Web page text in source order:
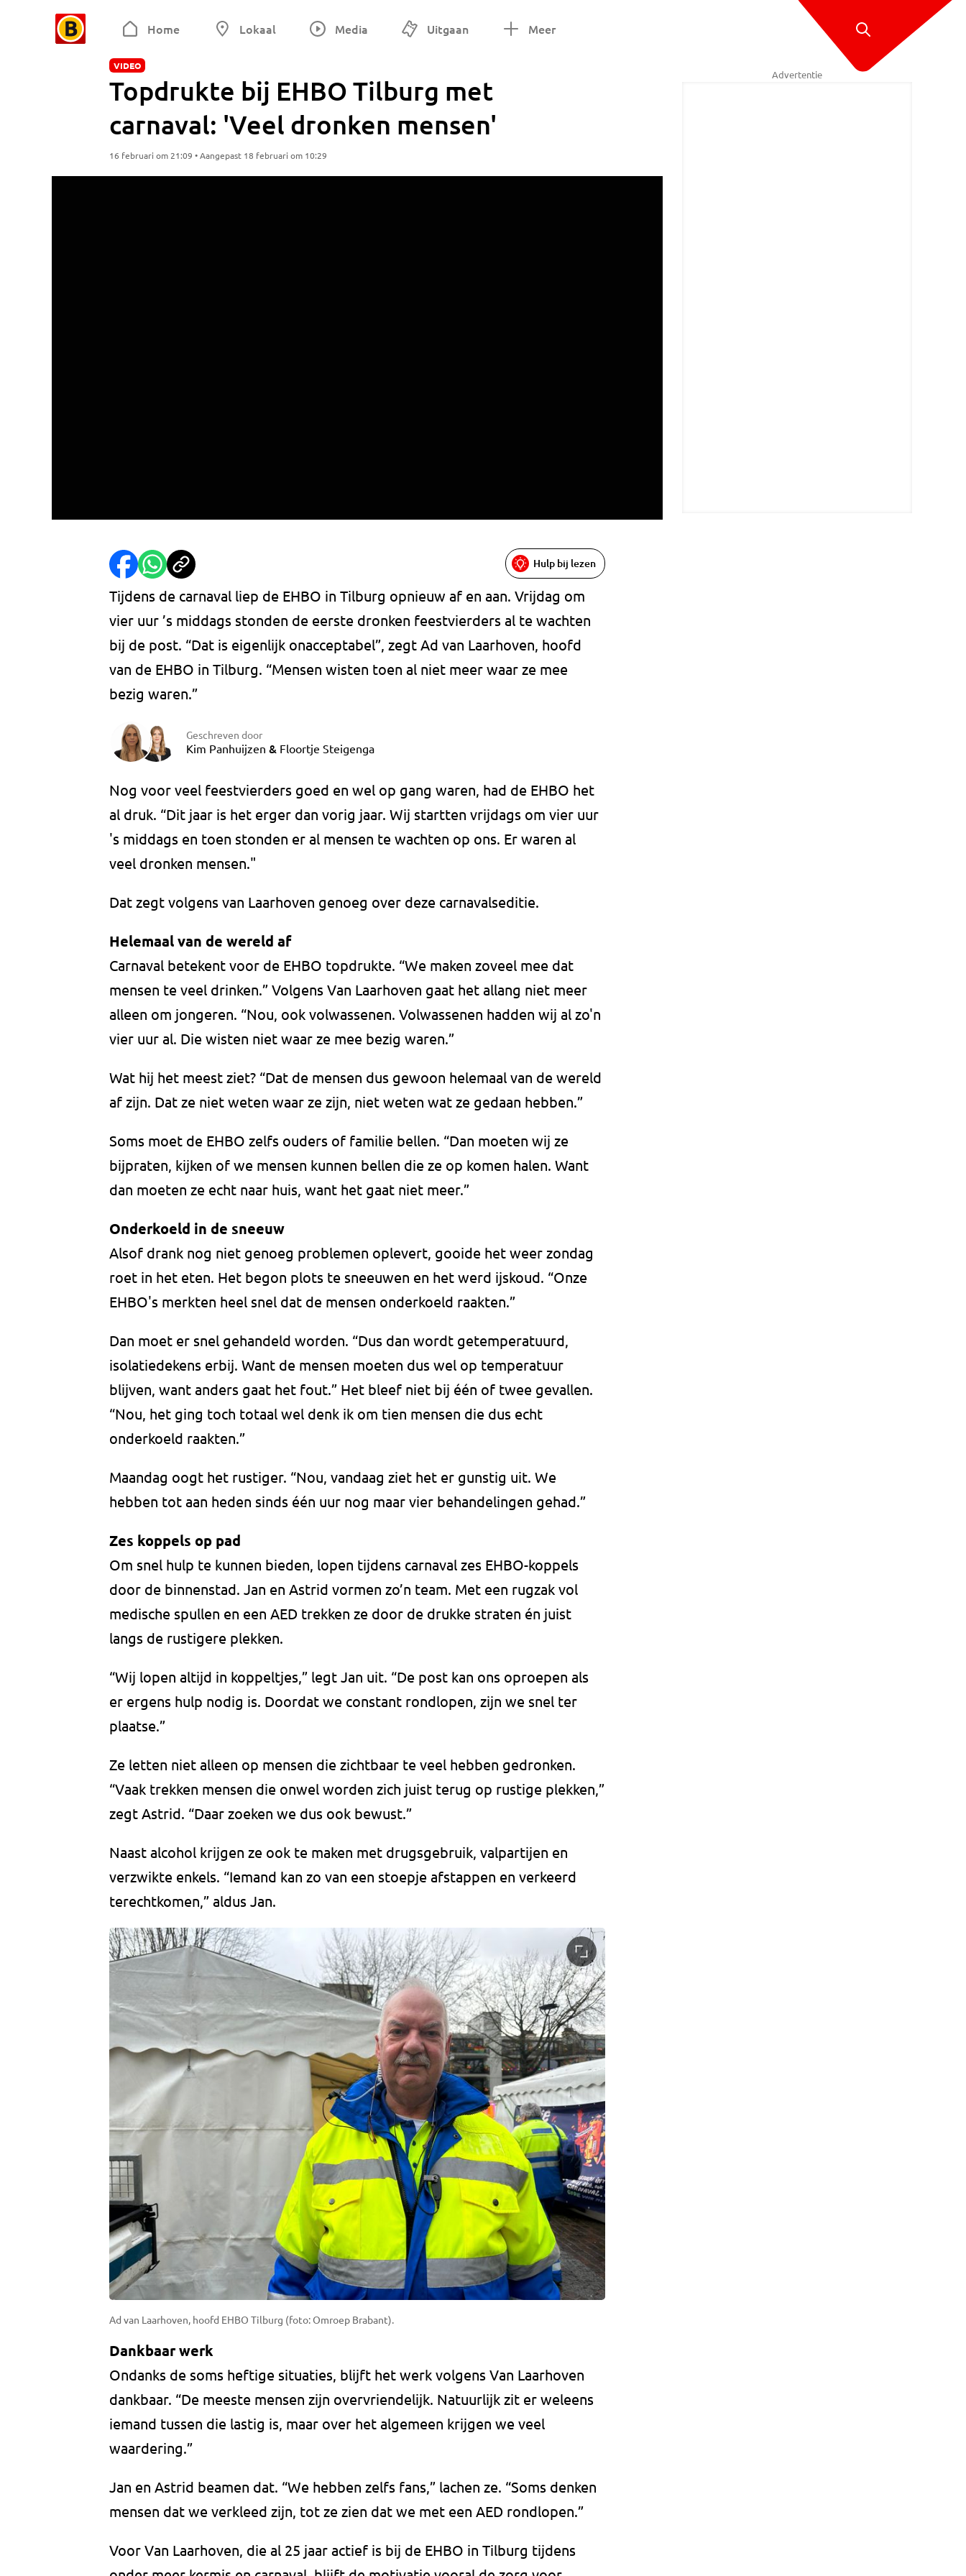
Home Lokaal Media Uitgaan Meer
VIDEO
Topdrukte bij EHBO Tilburg met
carnaval: 'Veel dronken mensen'
16 februari om 21:09 • Aangepast 18 februari om 10:29
Hulp bij lezen
Tijdens de carnaval liep de EHBO in Tilburg opnieuw af en aan. Vrijdag om
vier uur ’s middags stonden de eerste dronken feestvierders al te wachten
bij de post. “Dat is eigenlijk onacceptabel”, zegt Ad van Laarhoven, hoofd
van de EHBO in Tilburg. “Mensen wisten toen al niet meer waar ze mee
bezig waren.”
Geschreven door
Kim Panhuijzen & Floortje Steigenga
Nog voor veel feestvierders goed en wel op gang waren, had de EHBO het
al druk. “Dit jaar is het erger dan vorig jaar. Wij startten vrijdags om vier uur
's middags en toen stonden er al mensen te wachten op ons. Er waren al
veel dronken mensen."
Dat zegt volgens van Laarhoven genoeg over deze carnavalseditie.
Helemaal van de wereld af
Carnaval betekent voor de EHBO topdrukte. “We maken zoveel mee dat
mensen te veel drinken.” Volgens Van Laarhoven gaat het allang niet meer
alleen om jongeren. “Nou, ook volwassenen. Volwassenen hadden wij al zo'n
vier uur al. Die wisten niet waar ze mee bezig waren.”
Wat hij het meest ziet? “Dat de mensen dus gewoon helemaal van de wereld
af zijn. Dat ze niet weten waar ze zijn, niet weten wat ze gedaan hebben.”
Soms moet de EHBO zelfs ouders of familie bellen. “Dan moeten wij ze
bijpraten, kijken of we mensen kunnen bellen die ze op komen halen. Want
dan moeten ze echt naar huis, want het gaat niet meer.”
Onderkoeld in de sneeuw
Alsof drank nog niet genoeg problemen oplevert, gooide het weer zondag
roet in het eten. Het begon plots te sneeuwen en het werd ijskoud. “Onze
EHBO's merkten heel snel dat de mensen onderkoeld raakten.”
Dan moet er snel gehandeld worden. “Dus dan wordt getemperatuurd,
isolatiedekens erbij. Want de mensen moeten dus wel op temperatuur
blijven, want anders gaat het fout.” Het bleef niet bij één of twee gevallen.
“Nou, het ging toch totaal wel denk ik om tien mensen die dus echt
onderkoeld raakten.”
Maandag oogt het rustiger. “Nou, vandaag ziet het er gunstig uit. We
hebben tot aan heden sinds één uur nog maar vier behandelingen gehad.”
Zes koppels op pad
Om snel hulp te kunnen bieden, lopen tijdens carnaval zes EHBO-koppels
door de binnenstad. Jan en Astrid vormen zo’n team. Met een rugzak vol
medische spullen en een AED trekken ze door de drukke straten én juist
langs de rustigere plekken.
“Wij lopen altijd in koppeltjes,” legt Jan uit. “De post kan ons oproepen als
er ergens hulp nodig is. Doordat we constant rondlopen, zijn we snel ter
plaatse.”
Ze letten niet alleen op mensen die zichtbaar te veel hebben gedronken.
“Vaak trekken mensen die onwel worden zich juist terug op rustige plekken,”
zegt Astrid. “Daar zoeken we dus ook bewust.”
Naast alcohol krijgen ze ook te maken met drugsgebruik, valpartijen en
verzwikte enkels. “Iemand kan zo van een stoepje afstappen en verkeerd
terechtkomen,” aldus Jan.
Ad van Laarhoven, hoofd EHBO Tilburg (foto: Omroep Brabant).
Dankbaar werk
Ondanks de soms heftige situaties, blijft het werk volgens Van Laarhoven
dankbaar. “De meeste mensen zijn overvriendelijk. Natuurlijk zit er weleens
iemand tussen die lastig is, maar over het algemeen krijgen we veel
waardering.”
Jan en Astrid beamen dat. “We hebben zelfs fans,” lachen ze. “Soms denken
mensen dat we verkleed zijn, tot ze zien dat we met een AED rondlopen.”
Voor Van Laarhoven, die al 25 jaar actief is bij de EHBO in Tilburg tijdens
Advertentie